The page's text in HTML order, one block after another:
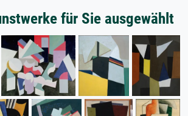
für Sie ausgewählt